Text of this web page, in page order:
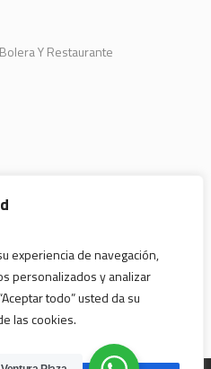
experiencia de navegación,
personalizados y analizar
todo” usted da su
las cookies.
Y Restaurante